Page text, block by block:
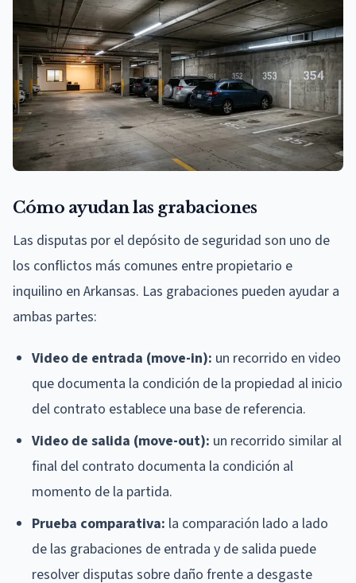
Cómo ayudan las grabaciones
Las disputas por el depósito de seguridad son uno de
los conflictos más comunes entre propietario e
inquilino en Arkansas. Las grabaciones pueden ayudar a
ambas partes:
Video de entrada (move-in): un recorrido en video
que documenta la condición de la propiedad al inicio
del contrato establece una base de referencia.
Video de salida (move-out): un recorrido similar al
final del contrato documenta la condición al
momento de la partida.
Prueba comparativa: la comparación lado a lado
de las grabaciones de entrada y de salida puede
resolver disputas sobre daño frente a desgaste